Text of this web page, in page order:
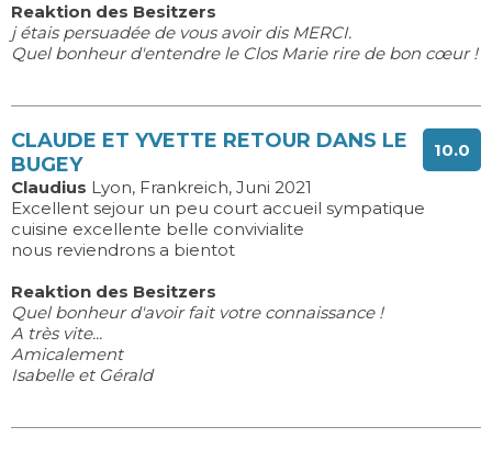
Reaktion des Besitzers
j étais persuadée de vous avoir dis MERCI.
Quel bonheur d'entendre le Clos Marie rire de bon cœur !
10.0
CLAUDE ET YVETTE RETOUR DANS LE
BUGEY
Claudius Lyon, Frankreich, Juni 2021
Excellent sejour un peu court accueil sympatique
cuisine excellente belle convivialite
nous reviendrons a bientot
Reaktion des Besitzers
Quel bonheur d'avoir fait votre connaissance !
A très vite...
Amicalement
Isabelle et Gérald